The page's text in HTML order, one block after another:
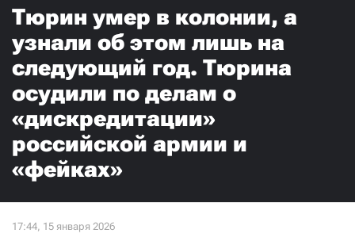
Тюрин умер в колонии, а
узнали об этом лишь на
следующий год. Тюрина
осудили по делам о
«дискредитации»
российской армии и
«фейках»